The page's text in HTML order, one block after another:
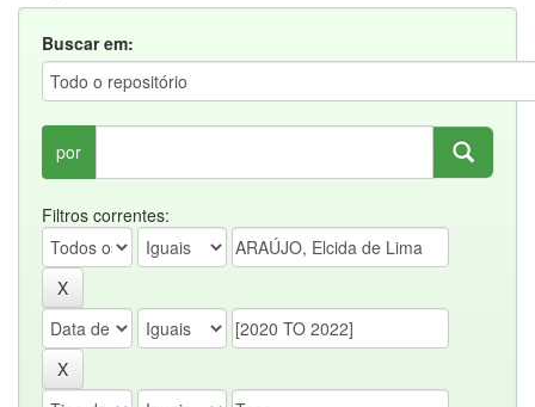
Buscar em:
por
Filtros correntes: